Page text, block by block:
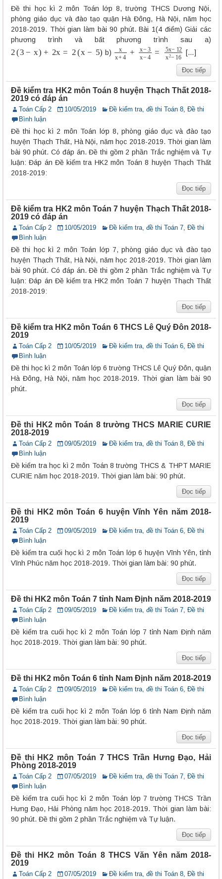
Đề thi học kì 2 môn Toán lớp 8, trường THCS Dương Nội,
phòng giáo dục và đào tạo quận Hà Đông, Hà Nội, năm học
2018-2019. Thời gian làm bài 90 phút. Bài 1(4 điểm) Giải các
phương trình và bất phương trình sau a)
2 (3− +2 =2 5) b) x+ −3x =5x −12 2
[…]
Đọc tiếp
Đề kiểm tra HK2 môn Toán 8 huyện Thạch Thất 2018-
2019 có đáp án
Toán Cấp 2 10/05/2019 Đề kiểm tra, đề thi Toán 8 Đề thi
Bình luận
Đề thi học kì 2 môn Toán lớp 8, phòng giáo dục và đào tạo
huyện Thạch Thất, Hà Nội, năm học 2018-2019. Thời gian làm
bài 90 phút. Có đáp án. Đề thi gồm 2 phần Trắc nghiệm và Tự
luận: Đáp án Đề kiểm tra HK2 môn Toán 8 huyện Thạch Thất
2018-2019:
Đọc tiếp
Đề kiểm tra HK2 môn Toán 7 huyện Thạch Thất 2018-
2019 có đáp án
Toán Cấp 2 10/05/2019 Đề kiểm tra, đề thi Toán 7 Đề thi
Bình luận
Đề thi học kì 2 môn Toán lớp 7, phòng giáo dục và đào tạo
huyện Thạch Thất, Hà Nội, năm học 2018-2019. Thời gian làm
bài 90 phút. Có đáp án. Đề thi gồm 2 phần Trắc nghiệm và Tự
luận: Đáp án Đề kiểm tra HK2 môn Toán 7 huyện Thạch Thất
2018-2019:
Đọc tiếp
Đề kiểm tra HK2 môn Toán 6 THCS Lê Quý Đôn 2018-
2019
Toán Cấp 2 10/05/2019 Đề kiểm tra, đề thi Toán 6 Đề thi
Bình luận
Đề thi học kì 2 môn Toán lớp 6 trường THCS Lê Quý Đôn, quận
Hà Đông, Hà Nội, năm học 2018-2019. Thời gian làm bài 90
phút.
Đọc tiếp
Đề thi HK2 môn Toán 8 trường THCS MARIE CURIE
2018-2019
Toán Cấp 2 09/05/2019 Đề kiểm tra, đề thi Toán 8 Đề thi
Bình luận
Đề kiểm tra học kì 2 môn Toán 8 trường THCS & THPT MARIE
CURIE năm học 2018-2019. Thời gian làm bài: 90 phút.
Đọc tiếp
Đề thi HK2 môn Toán 6 huyện Vĩnh Yên năm 2018-
2019
Toán Cấp 2 09/05/2019 Đề kiểm tra, đề thi Toán 6 Đề thi
Bình luận
Đề kiểm tra cuối học kì 2 môn Toán lớp 6 huyện Vĩnh Yên, tỉnh
Vĩnh Phúc năm học 2018-2019. Thời gian làm bài: 90 phút.
Đọc tiếp
Đề thi HK2 môn Toán 7 tỉnh Nam Định năm 2018-2019
Toán Cấp 2 09/05/2019 Đề kiểm tra, đề thi Toán 7 Đề thi
Bình luận
Đề kiểm tra cuối học kì 2 môn Toán lớp 7 tỉnh Nam Định năm
học 2018-2019. Thời gian làm bài: 90 phút.
Đọc tiếp
Đề thi HK2 môn Toán 6 tỉnh Nam Định năm 2018-2019
Toán Cấp 2 09/05/2019 Đề kiểm tra, đề thi Toán 6 Đề thi
Bình luận
Đề kiểm tra cuối học kì 2 môn Toán lớp 6 tỉnh Nam Định năm
học 2018-2019. Thời gian làm bài: 90 phút.
Đọc tiếp
Đề thi HK2 môn Toán 7 THCS Trần Hưng Đạo, Hải
Phòng 2018-2019
Toán Cấp 2 07/05/2019 Đề kiểm tra, đề thi Toán 7 Đề thi
Bình luận
Đề kiểm tra cuối học kì 2 môn Toán lớp 7 trường THCS Trần
Hưng Đạo, Hải Phòng năm học 2018-2019. Thời gian làm bài:
90 phút. Đề thi gồm 2 phần Trắc nghiệm và Tự luận.
Đọc tiếp
Đề thi HK2 môn Toán 8 THCS Văn Yên năm 2018-
2019
Toán Cấp 2 07/05/2019 Đề kiểm tra, đề thi Toán 8 Đề thi